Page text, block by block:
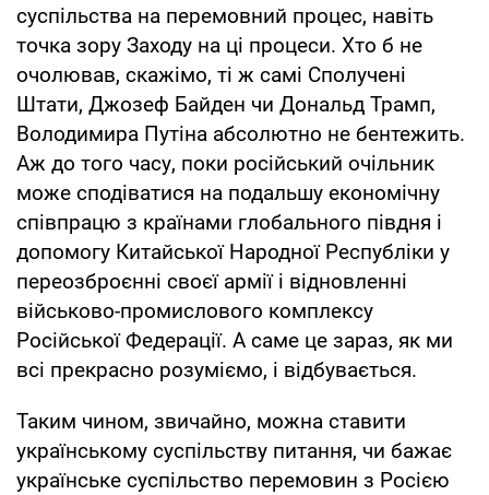
суспільства на перемовний процес, навіть
точка зору Заходу на ці процеси. Хто б не
очолював, скажімо, ті ж самі Сполучені
Штати, Джозеф Байден чи Дональд Трамп,
Володимира Путіна абсолютно не бентежить.
Аж до того часу, поки російський очільник
може сподіватися на подальшу економічну
співпрацю з країнами глобального півдня і
допомогу Китайської Народної Республіки у
переозброєнні своєї армії і відновленні
військово-промислового комплексу
Російської Федерації. А саме це зараз, як ми
всі прекрасно розуміємо, і відбувається.
Таким чином, звичайно, можна ставити
українському суспільству питання, чи бажає
українське суспільство перемовин з Росією